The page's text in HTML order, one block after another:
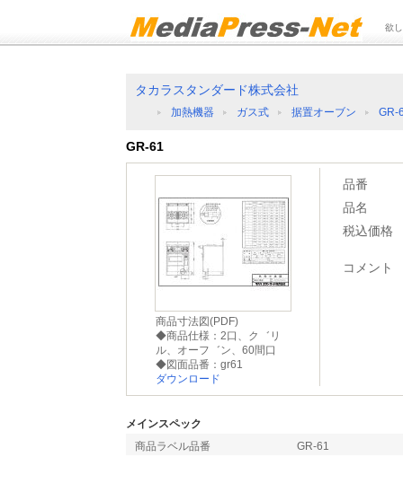
欲
タカラスタンダード株式会社
加熱機器 ガス式 据置オーブン GR-
GR-61
商品寸法図(PDF)
◆商品仕様：2口、ク゛リ
ル、オーフ゛ン、60間口
◆図面品番：gr61
ダウンロード
品番
品名
税込価格
コメント
メインスペック
商品ラベル品番
GR-61